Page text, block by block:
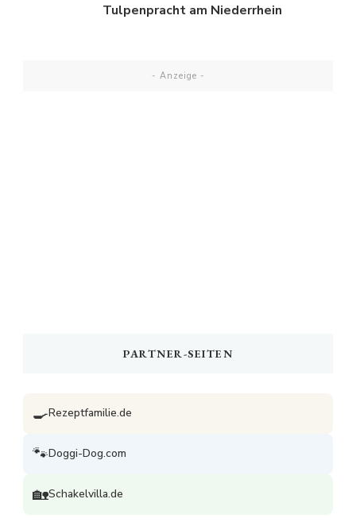
Tulpenpracht am Niederrhein
- Anzeige -
PARTNER-SEITEN
🍳Rezeptfamilie.de
🐾Doggi-Dog.com
🏡Schakelvilla.de